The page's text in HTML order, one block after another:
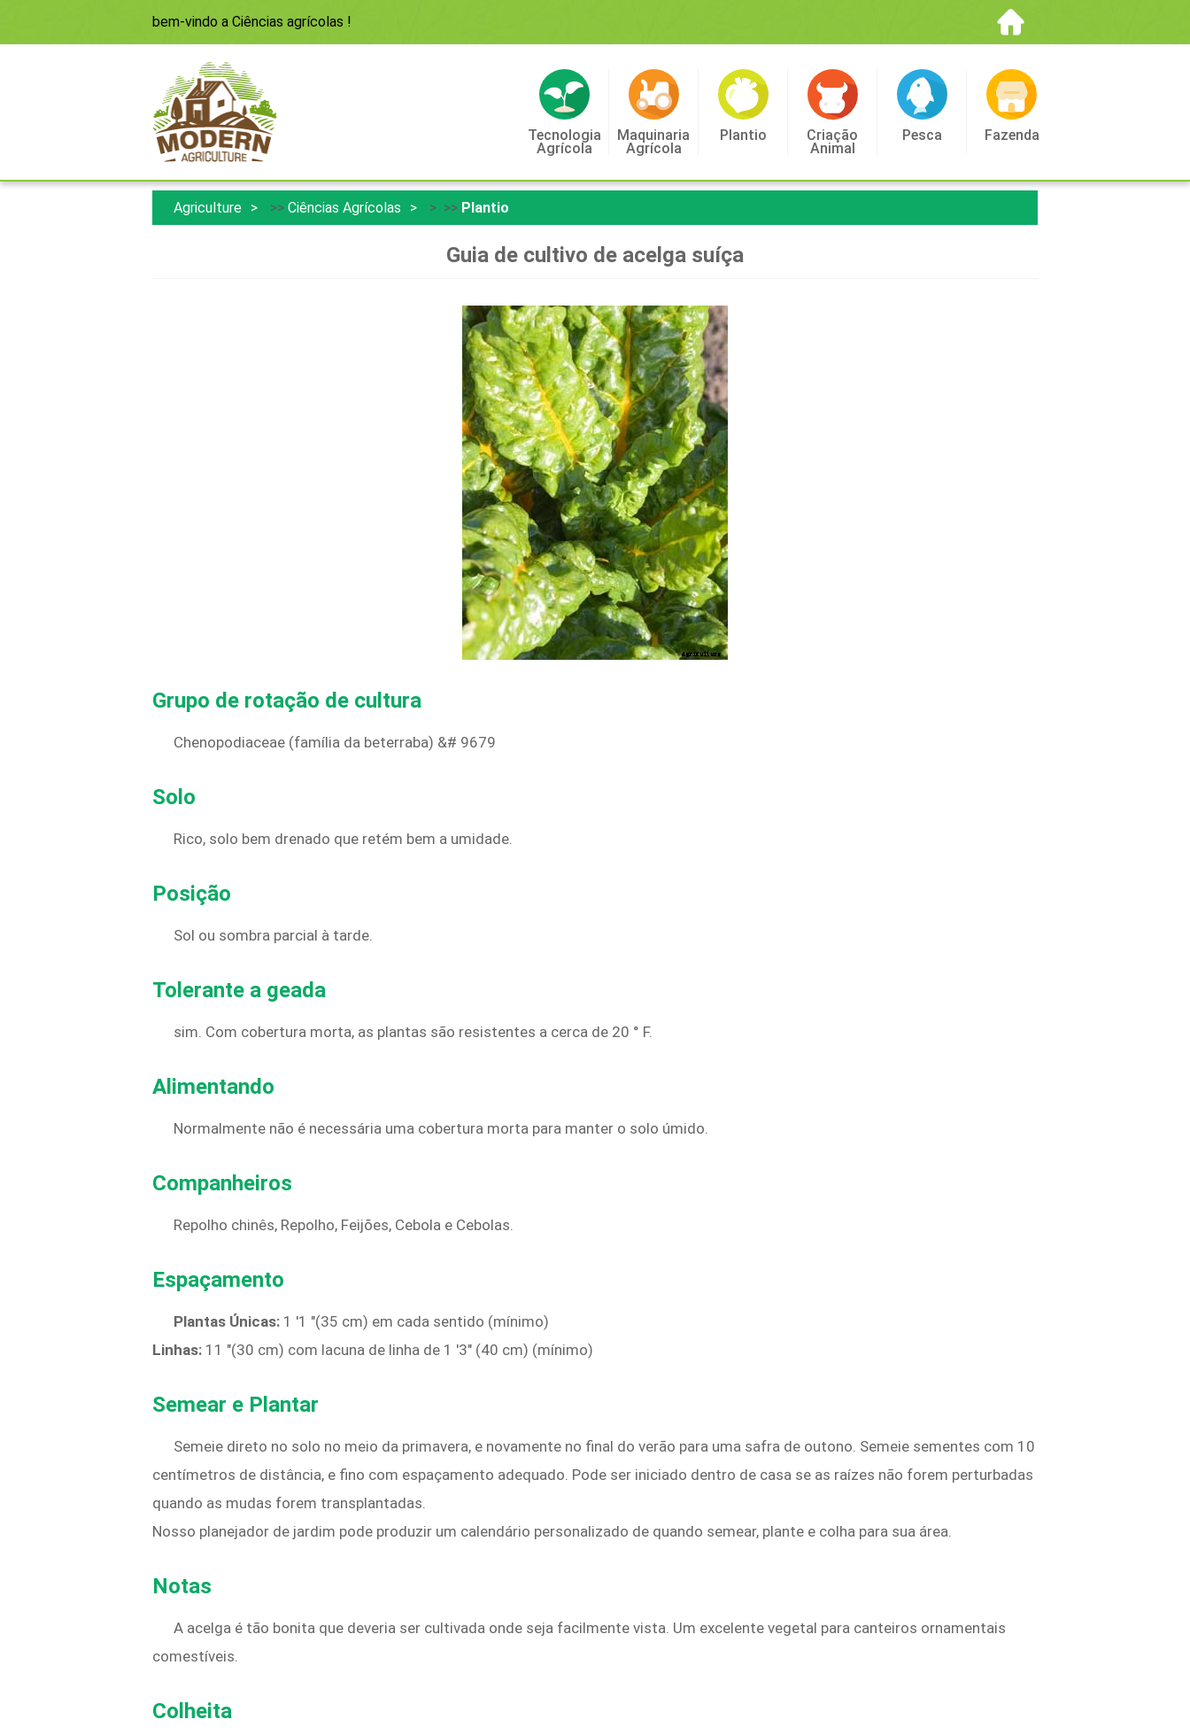
bem-vindo a Ciências agrícolas !
Tecnologia
Agrícola
Maquinaria
Agrícola
Plantio Criação
Animal
Pesca Fazenda
Agriculture >> Ciências Agrícolas > >> Plantio
Guia de cultivo de acelga suíça
Grupo de rotação de cultura
Chenopodiaceae (família da beterraba) &# 9679
Solo
Rico, solo bem drenado que retém bem a umidade.
Posição
Sol ou sombra parcial à tarde.
Tolerante a geada
sim. Com cobertura morta, as plantas são resistentes a cerca de 20 ° F.
Alimentando
Normalmente não é necessária uma cobertura morta para manter o solo úmido.
Companheiros
Repolho chinês, Repolho, Feijões, Cebola e Cebolas.
Espaçamento
Plantas Únicas: 1 '1 "(35 cm) em cada sentido (mínimo)
Linhas: 11 "(30 cm) com lacuna de linha de 1 '3" (40 cm) (mínimo)
Semear e Plantar
Semeie direto no solo no meio da primavera, e novamente no final do verão para uma safra de outono. Semeie sementes com 10
centímetros de distância, e fino com espaçamento adequado. Pode ser iniciado dentro de casa se as raízes não forem perturbadas
quando as mudas forem transplantadas.
Nosso planejador de jardim pode produzir um calendário personalizado de quando semear, plante e colha para sua área.
Notas
A acelga é tão bonita que deveria ser cultivada onde seja facilmente vista. Um excelente vegetal para canteiros ornamentais
comestíveis.
Colheita